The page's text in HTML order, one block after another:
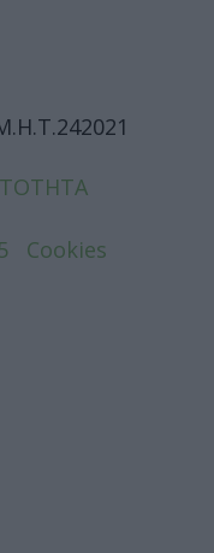
Cookies